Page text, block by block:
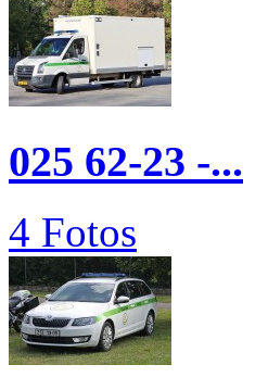
025 62-23 -...
4 Fotos